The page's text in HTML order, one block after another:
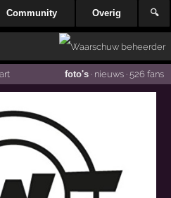
Community Overig 🔍
foto's· nieuws· 526 fans